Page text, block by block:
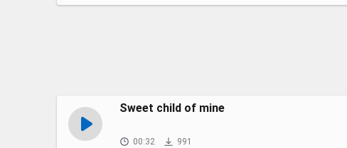
Sweet child of mine
00:32 991